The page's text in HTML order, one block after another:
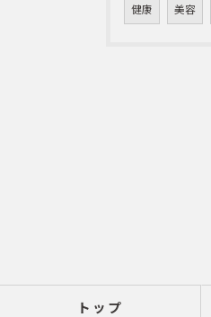
健康 美容
トップ